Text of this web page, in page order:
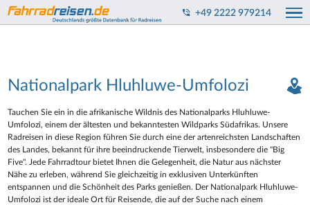
+49 2222 979214
Nationalpark Hluhluwe-Umfolozi
Tauchen Sie ein in die afrikanische Wildnis des Nationalparks Hluhluwe-
Umfolozi, einem der ältesten und bekanntesten Wildparks Südafrikas. Unsere
Radreisen in diese Region führen Sie durch eine der artenreichsten Landschaften
des Landes, bekannt für ihre beeindruckende Tierwelt, insbesondere die "Big
Five". Jede Fahrradtour bietet Ihnen die Gelegenheit, die Natur aus nächster
Nähe zu erleben, während Sie gleichzeitig in exklusiven Unterkünften
entspannen und die Schönheit des Parks genießen. Der Nationalpark Hluhluwe-
Umfolozi ist der ideale Ort für Reisende, die auf der Suche nach einem